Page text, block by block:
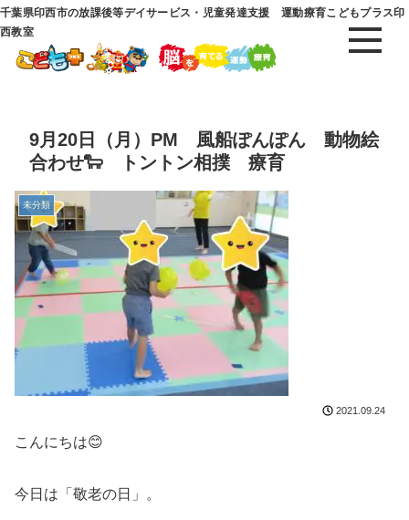
千葉県印西市の放課後等デイサービス・児童発達支援 運動療育こどもプラス印
西教室
9月20日（月）PM 風船ぽんぽん 動物絵
合わせ🐑 トントン相撲 療育
未分類
2021.09.24
こんにちは😊
今日は「敬老の日」。